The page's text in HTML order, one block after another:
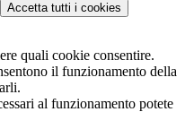
Accetta tutti i cookies
quali cookie consentire.
il funzionamento della
al funzionamento potete